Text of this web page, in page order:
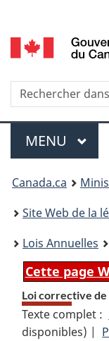
Menu
MENU
You
are
here:
Canada.ca
Site Web de la
Lois Annuelles
Cette page
Loi corrective de
Texte complet :
disponibles) |